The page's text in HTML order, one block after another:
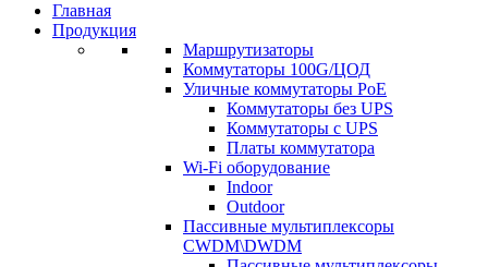
Главная
Продукция
Маршрутизаторы
Коммутаторы 100G/ЦОД
Уличные коммутаторы PoE
Коммутаторы без UPS
Коммутаторы с UPS
Платы коммутатора
Wi-Fi оборудование
Indoor
Outdoor
Пассивные мультиплексоры
CWDM\DWDM